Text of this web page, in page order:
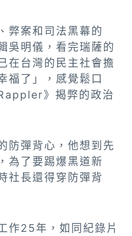
弊案和司法黑幕的
吳明儀，看完瑞薩的
在台灣的民主社會擔
福了」，感覺鬆口
》揭弊的政治
防彈背心，他想到先
為了要踢爆黑道新
社長還得穿防彈背
作25年，如同紀錄片